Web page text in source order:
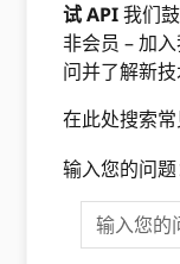
试 API我们
非会员 – 加
问并了解新技
在此处搜索常
输入您的问题